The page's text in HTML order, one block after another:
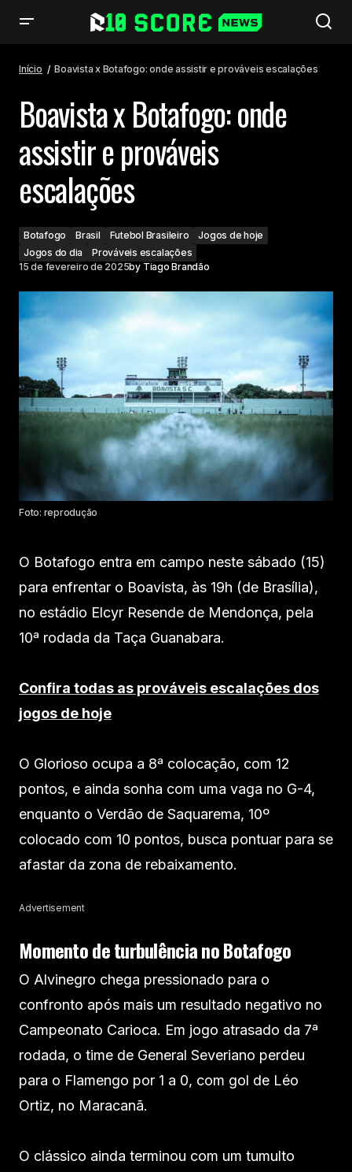
Início Boavista x Botafogo: onde assistir e prováveis escalações
Boavista x Botafogo: onde
assistir e prováveis
escalações
Botafogo Brasil Futebol Brasileiro
Jogos de hoje
Jogos do dia
Prováveis escalações
15 de fevereiro de 2025by Tiago Brandão
Foto: reprodução
O Botafogo entra em campo neste sábado (15)
para enfrentar o Boavista, às 19h (de Brasília),
no estádio Elcyr Resende de Mendonça, pela
10ª rodada da Taça Guanabara.
Confira todas as prováveis escalações dos
jogos de hoje
O Glorioso ocupa a 8ª colocação, com 12
pontos, e ainda sonha com uma vaga no G-4,
enquanto o Verdão de Saquarema, 10º
colocado com 10 pontos, busca pontuar para se
afastar da zona de rebaixamento.
Advertisement
Momento de turbulência no Botafogo
O Alvinegro chega pressionado para o
confronto após mais um resultado negativo no
Campeonato Carioca. Em jogo atrasado da 7ª
rodada, o time de General Severiano perdeu
para o Flamengo por 1 a 0, com gol de Léo
Ortiz, no Maracanã.
O clássico ainda terminou com um tumulto